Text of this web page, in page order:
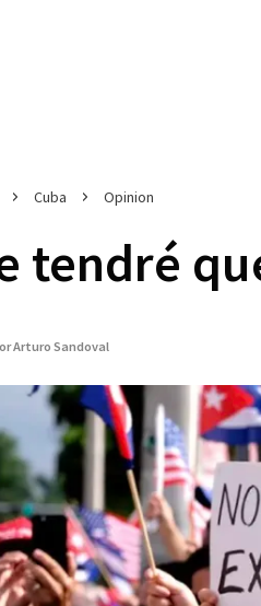
Cuba Opinion
tendré
Arturo Sandoval